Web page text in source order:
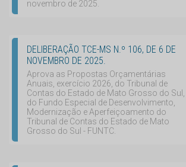
novembro de 2025.
DELIBERAÇÃO TCE-MS N.º 106, DE 6 DE
NOVEMBRO DE 2025.
Aprova as Propostas Orçamentárias
Anuais, exercício 2026, do Tribunal de
Contas do Estado de Mato Grosso do Sul,
do Fundo Especial de Desenvolvimento,
Modernização e Aperfeiçoamento do
Tribunal de Contas do Estado de Mato
Grosso do Sul - FUNTC.